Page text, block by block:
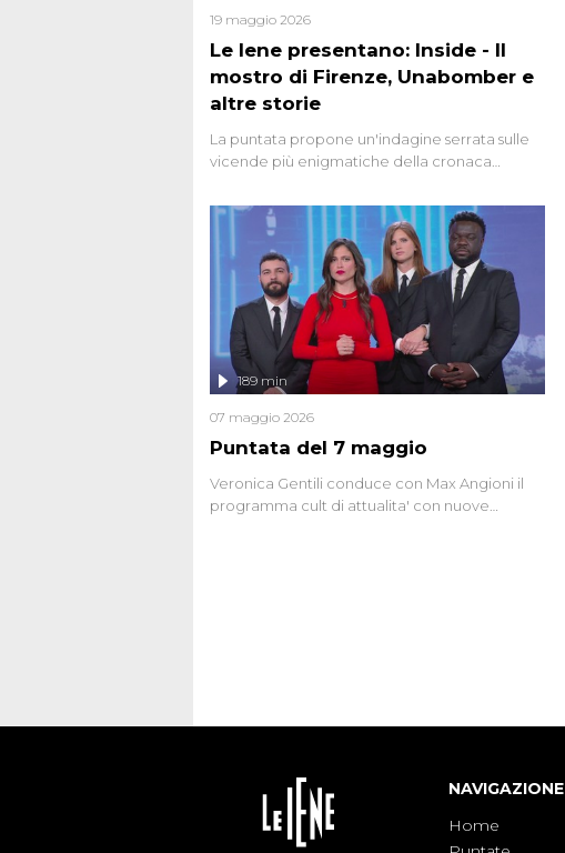
Le Iene presentano: Inside - Il
mostro di Firenze, Unabomber e
altre storie
19 maggio 2026
La puntata propone un'indagine serrata sulle
vicende più enigmatiche della cronaca
seriale responsabile di decine di attentati tra
gli anni '90 e il 2000 che, inquietantemente,
potrebbe essere ancora in libertà. Lo speciale
affronta inoltre le zone d'ombra sul Mostro di
Firenze, le cui responsabilità appaiono ancora
oggi avvolte in un groviglio di dubbi mai
chiariti. Nel corso dello speciale anche
l'intervista inedita a Olindo Romano, realizzata
ne...
Puntata del 7 maggio
189 min
07 maggio 2026
Veronica Gentili conduce con Max Angioni il
programma cult di attualita' con nuove
NAVIGAZIONE
Home